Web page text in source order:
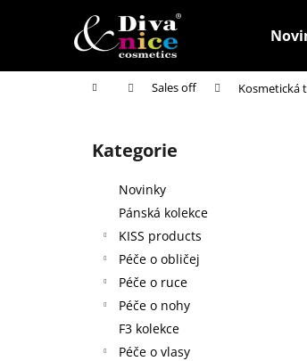
Domů Sales off Kosmetická
Přeskočit
kategorie
Kategorie
Novinky
Pánská kolekce
KISS products
Péče o obličej
Péče o ruce
Péče o nohy
F3 kolekce
Péče o vlasy
í
Zpět
do
Zpět
do